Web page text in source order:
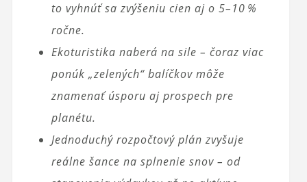
to vyhnúť sa zvýšeniu cien aj o 5–10 %
ročne.
Ekoturistika naberá na sile – čoraz viac
ponúk „zelených“ balíčkov môže
znamenať úsporu aj prospech pre
planétu.
Jednoduchý rozpočtový plán zvyšuje
reálne šance na splnenie snov – od